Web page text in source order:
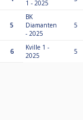
1 - 2025
5
BK
Diamanten
- 2025
5
6
Kville 1 -
2025
5